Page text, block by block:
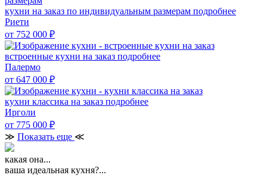
кухни на заказ по индивидуальным размерам подробнее
Риети
от 752 000 ₽
встроенные кухни на заказ подробнее
Палермо
от 647 000 ₽
кухни классика на заказ подробнее
Ирголи
от 775 000 ₽
≫ Показать еще ≪
какая она...
ваша идеальная кухня?...